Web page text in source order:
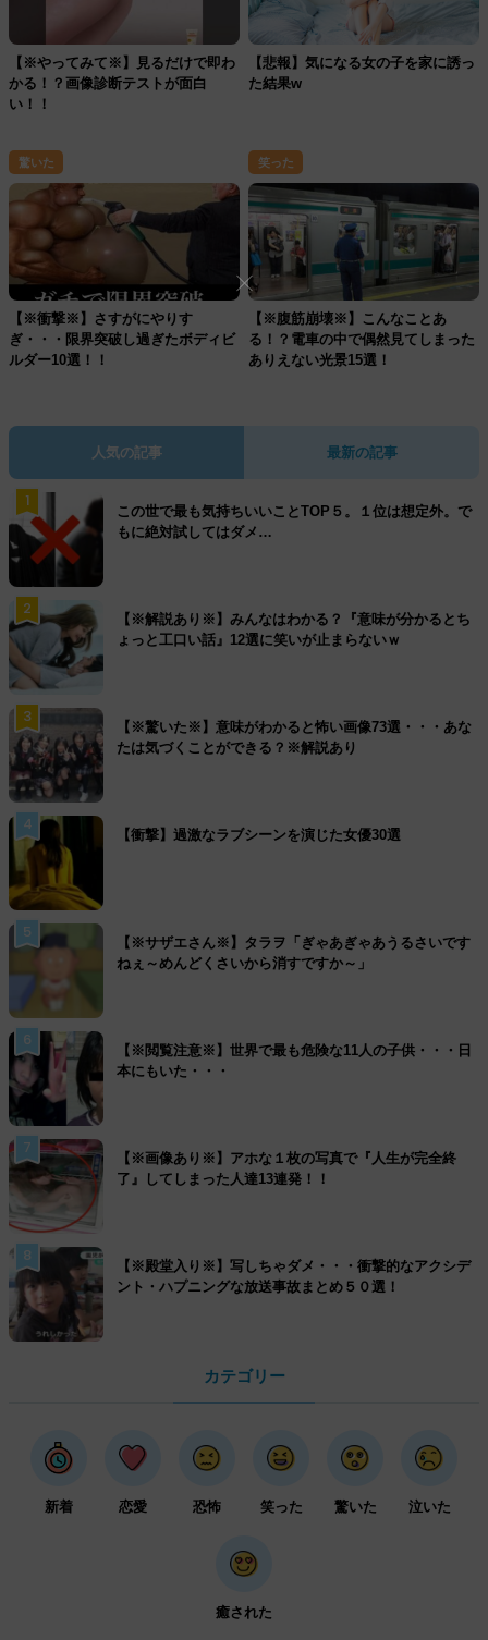
【※やってみて※】見るだけで即わ
かる！？画像診断テストが面白
い！！
【悲報】気になる女の子を家に誘っ
た結果w
驚いた
【※衝撃※】さすがにやりす
ぎ・・・限界突破し過ぎたボディビ
ルダー10選！！
笑った
【※腹筋崩壊※】こんなことあ
る！？電車の中で偶然見てしまった
ありえない光景15選！
人気の記事 最新の記事
1
この世で最も気持ちいいことTOP５。１位は想定外。で
もに絶対試してはダメ…
2
【※解説あり※】みんなはわかる？『意味が分かるとち
ょっと工口い話』12選に笑いが止まらないｗ
3
【※驚いた※】意味がわかると怖い画像73選・・・あな
たは気づくことができる？※解説あり
4
【衝撃】過激なラブシーンを演じた女優30選
5
【※サザエさん※】タラヲ「ぎゃあぎゃあうるさいです
ねぇ～めんどくさいから消すですか～」
6
【※閲覧注意※】世界で最も危険な11人の子供・・・日
本にもいた・・・
7
【※画像あり※】アホな１枚の写真で『人生が完全終
了』してしまった人達13連発！！
8
【※殿堂入り※】写しちゃダメ・・・衝撃的なアクシデ
ント・ハプニングな放送事故まとめ５０選！
カテゴリー
新着 恋愛 恐怖 笑った 驚いた 泣いた
癒された